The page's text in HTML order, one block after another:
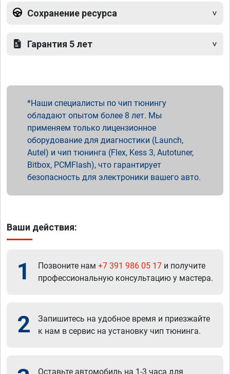
Сохранение ресурса
Гарантия 5 лет
Наши специалисты по чип тюнингу
обладают опытом более 8 лет. Мы
применяем только лицензионное
оборудование для диагностики (Launch,
Autel) и чип тюнинга (Flex, Kess 3, Autotuner,
Bitbox, PCMFlash), что гарантирует
безопасность для электроники вашего авто.
Ваши действия:
1 Позвоните нам +7 391 986 05 17 и получите
профессиональную консультацию у мастера.
2
Запишитесь на удобное время и приезжайте
к нам в сервис на установку чип тюнинга.
Оставьте автомобиль на 1-3 часа для